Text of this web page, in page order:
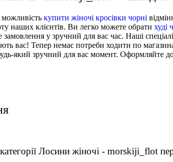
можливістькупити жіночі кросівки чорні
наших клієнтів. Ви легко можете обратихуді
замовлення у зручний для вас час. Наші
вас! Тепер немає потреби ходити по
який зручний для вас момент. Оформляйте
Лосини жіночі - morskiji_flot